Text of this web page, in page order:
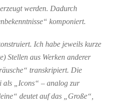
werden. Dadurch
komponiert.
Ich habe jeweils kurze
Stellen aus Werken anderer
transkripiert. Die
als „Icons“ – analog zur
deutet auf das „Große“,